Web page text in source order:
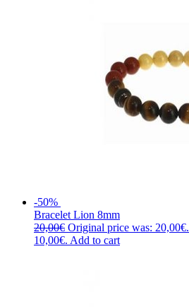
-50%
Bracelet Lion 8mm
20,00€ Original price was: 20,00€.
10,00€. Add to cart